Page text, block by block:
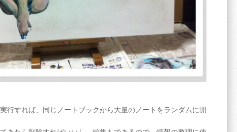
行すれば、同じノートブックから大量のノートをランダムに開